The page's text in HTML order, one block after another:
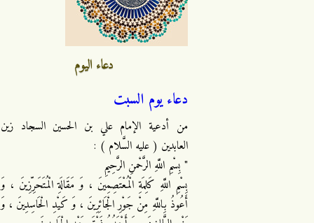
دعاء اليوم
دعاء يوم السبت
من أدعية الإمام علي بن الحسين السجاد زين
العابدين ( عليه السَّلام ) :
" بِسْمِ اللَّهِ الرَّحْمنِ الرَّحِيمِ
بِسْمِ اللَّهِ كَلِمَةِ الْمُعْتَصِمِينَ ، وَ مَقَالَةِ الْمُتَحَرِّزِينَ ، وَ
أَعُوذُ بِاللَّهِ مِنْ جَوْرِ الْجَائِرِينَ ، وَ كَيْدِ الْحَاسِدِينَ ، وَ